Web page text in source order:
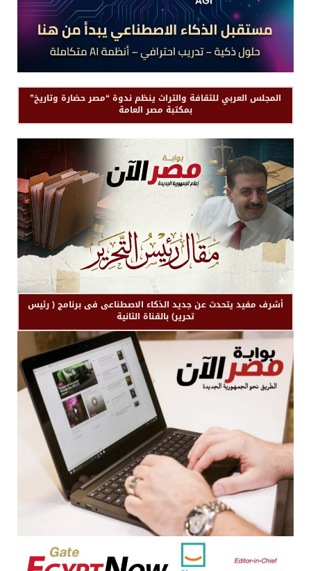
المجلس العربي للثقافة والتراث ينظم ندوة “مصر حضارة وتاريخ”
بمكتبة مصر العامة
أشرف مفيد يتحدث عن جديد الذكاء الاصطناعى فى برنامج ( رئيس
تحرير) بالقناة الثانية